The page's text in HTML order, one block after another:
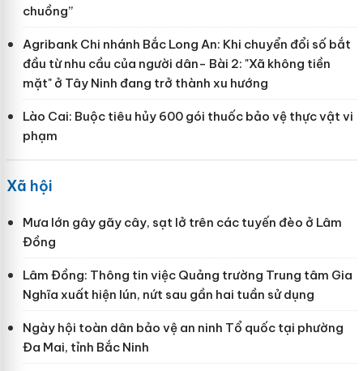
chuồng”
Agribank Chi nhánh Bắc Long An: Khi chuyển đổi số bắt
đầu từ nhu cầu của người dân- Bài 2: "Xã không tiền
mặt" ở Tây Ninh đang trở thành xu hướng
Lào Cai: Buộc tiêu hủy 600 gói thuốc bảo vệ thực vật vi
phạm
Xã hội
Mưa lớn gây gãy cây, sạt lở trên các tuyến đèo ở Lâm
Đồng
Lâm Đồng: Thông tin việc Quảng trường Trung tâm Gia
Nghĩa xuất hiện lún, nứt sau gần hai tuần sử dụng
Ngày hội toàn dân bảo vệ an ninh Tổ quốc tại phường
Đa Mai, tỉnh Bắc Ninh